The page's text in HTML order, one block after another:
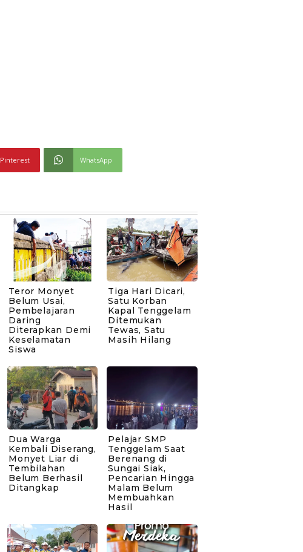
Pinterest WhatsApp
Teror Monyet
Belum Usai,
Pembelajaran
Daring
Diterapkan Demi
Keselamatan
Siswa
Tiga Hari Dicari,
Satu Korban
Kapal Tenggelam
Ditemukan
Tewas, Satu
Masih Hilang
Dua Warga
Kembali Diserang,
Monyet Liar di
Tembilahan
Belum Berhasil
Ditangkap
Pelajar SMP
Tenggelam Saat
Berenang di
Sungai Siak,
Pencarian Hingga
Malam Belum
Membuahkan
Hasil